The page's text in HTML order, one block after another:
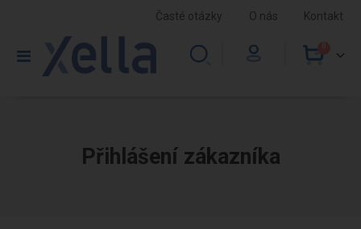
Časté otázky O nás Kontakt
Přepnout
navigaci
Cart
Přihlášení zákazníka